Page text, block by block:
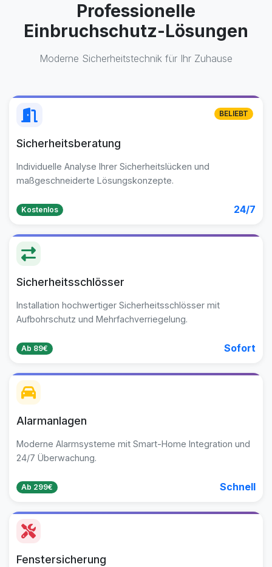
Professionelle
Einbruchschutz-Lösungen
Moderne Sicherheitstechnik für Ihr Zuhause
Sicherheitsberatung
Individuelle Analyse Ihrer Sicherheitslücken und
maßgeschneiderte Lösungskonzepte.
Kostenlos 24/7
BELIEBT
Sicherheitsschlösser
Installation hochwertiger Sicherheitsschlösser mit
Aufbohrschutz und Mehrfachverriegelung.
Ab 89€ Sofort
Alarmanlagen
Moderne Alarmsysteme mit Smart-Home Integration und
24/7 Überwachung.
Ab 299€ Schnell
Fenstersicherung